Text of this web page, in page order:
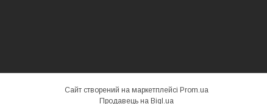
Сайт створений на маркетплейсі Prom.ua
Продавець на Bigl.ua